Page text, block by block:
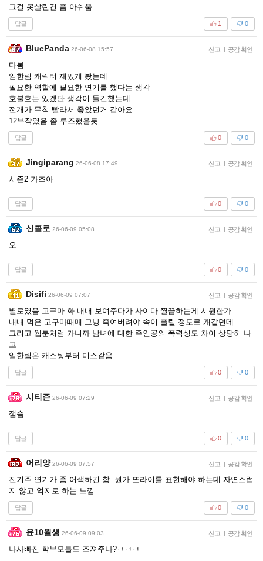
그걸 못살린건 좀 아쉬움
답글 0
1
BluePanda 26-06-08 15:57 신고 | 공감 확인
다봄
임한림 캐릭터 재밌게 봤는데
필요한 역할에 필요한 연기를 했다는 생각
호불호는 있겠단 생각이 들긴했는데
전개가 무척 빨라서 좋았던거 같아요
12부작였음 좀 루즈했을듯
답글 0
0
Jingiparang 26-06-08 17:49 신고 | 공감 확인
시즌2 가즈아
답글 0
0
신콜로 26-06-09 05:08 신고 | 공감 확인
오
답글 0
0
Disifi 26-06-09 07:07 신고 | 공감 확인
별로였음 고구마 화 내내 보여주다가 사이다 찔끔하는게 시원한가
내내 먹은 고구마때매 그냥 죽여버려야 속이 풀릴 정도로 개같던데
그리고 웹툰처럼 가니까 남녀에 대한 주인공의 폭력성도 차이 상당히 나
고
임한림은 캐스팅부터 미스같음
답글 0
0
시티즌 26-06-09 07:29 신고 | 공감 확인
잼슴
답글 0
0
어리양 26-06-09 07:57 신고 | 공감 확인
진기주 연기가 좀 어색하긴 함. 뭔가 또라이를 표현해야 하는데 자연스럽
지 않고 억지로 하는 느낌.
답글 0
0
윤10월생 26-06-09 09:03 신고 | 공감 확인
나사빠친 학부모들도 조져주나?ㅋㅋㅋ